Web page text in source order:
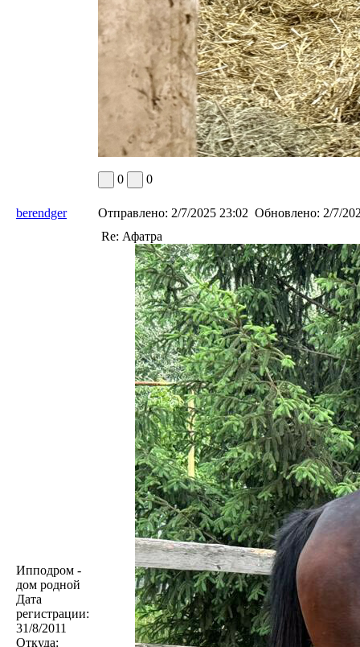
0 0
berendger Отправлено: 2/7/2025 23:02 Обновлено: 2/7/
Ипподром -
дом родной
Дата
регистрации:
31/8/2011
Откуда:
Re: Афатра